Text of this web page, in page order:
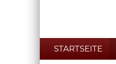
STARTSEITE